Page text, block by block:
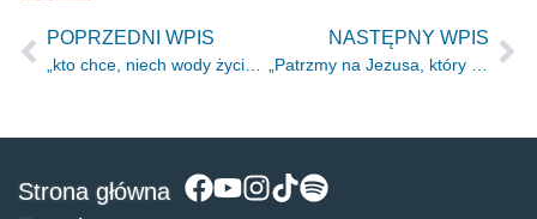
POPRZEDNI WPIS
„kto chce, niech wody życia darmo zaczerpnie.” Ap 22.17
NASTĘPNY WPIS
Strona główna